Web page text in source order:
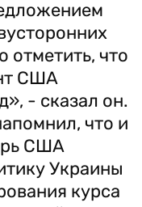
отметить, что
США
- сказал он.
что и
США
Украины
курса